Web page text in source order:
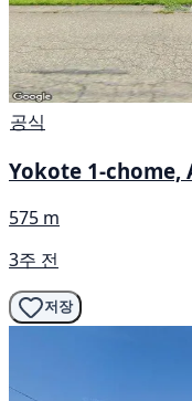
공식
Yokote 1-chome,
575 m
3주 전
저장